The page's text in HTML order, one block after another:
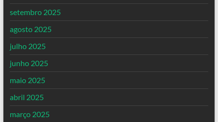
setembro 2025
agosto 2025
julho 2025
junho 2025
maio 2025
abril 2025
março 2025